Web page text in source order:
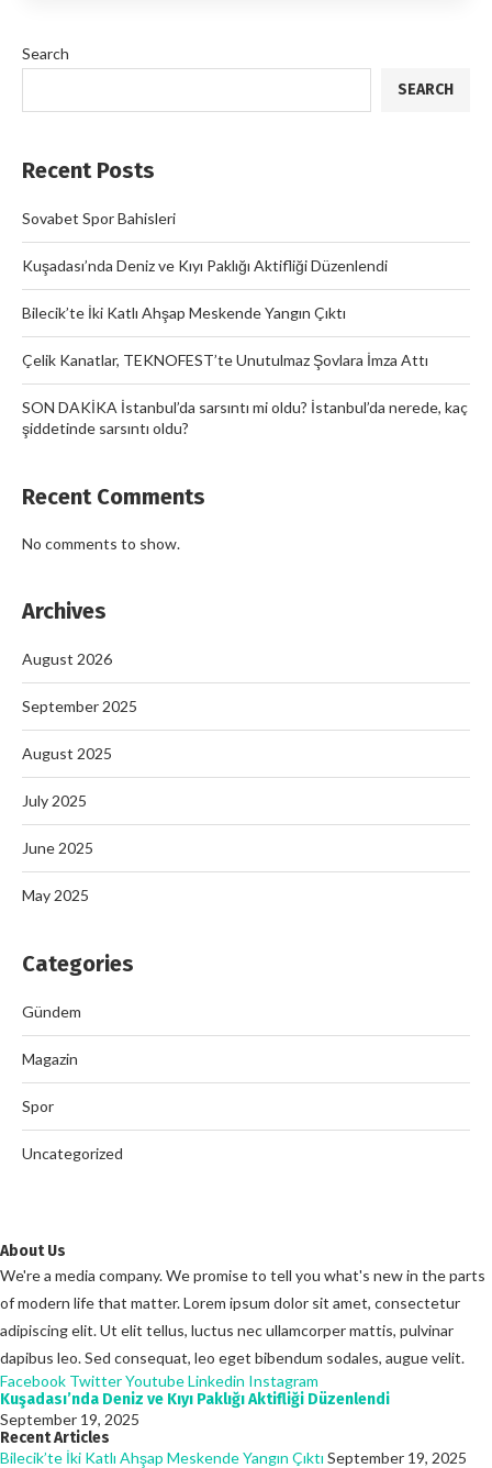
Search
SEARCH
Recent Posts
Sovabet Spor Bahisleri
Kuşadası’nda Deniz ve Kıyı Paklığı Aktifliği Düzenlendi
Bilecik’te İki Katlı Ahşap Meskende Yangın Çıktı
Çelik Kanatlar, TEKNOFEST’te Unutulmaz Şovlara İmza Attı
SON DAKİKA İstanbul’da sarsıntı mi oldu? İstanbul’da nerede, kaç
şiddetinde sarsıntı oldu?
Recent Comments
No comments to show.
Archives
August 2026
September 2025
August 2025
July 2025
June 2025
May 2025
Categories
Gündem
Magazin
Spor
Uncategorized
About Us
We're a media company. We promise to tell you what's new in the parts
of modern life that matter. Lorem ipsum dolor sit amet, consectetur
adipiscing elit. Ut elit tellus, luctus nec ullamcorper mattis, pulvinar
dapibus leo. Sed consequat, leo eget bibendum sodales, augue velit.
Facebook TwitterYoutubeLinkedin Instagram
Kuşadası’nda Deniz ve Kıyı Paklığı Aktifliği Düzenlendi
September 19, 2025
Recent Articles
Bilecik’te İki Katlı Ahşap Meskende Yangın Çıktı September 19, 2025